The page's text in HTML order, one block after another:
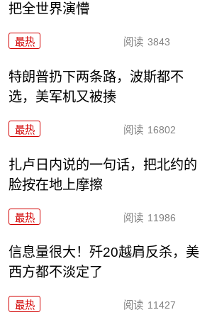
把全世界演懵
最热 阅读 3843
特朗普扔下两条路，波斯都不
选，美军机又被揍
最热 阅读 16802
扎卢日内说的一句话，把北约的
脸按在地上摩擦
最热 阅读 11986
信息量很大！歼20越肩反杀，美
西方都不淡定了
最热 阅读 11427